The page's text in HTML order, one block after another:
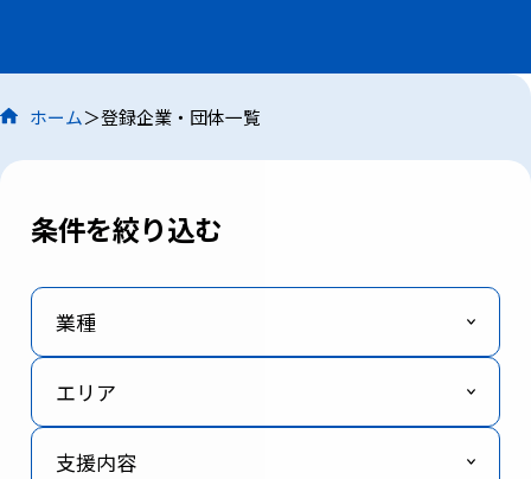
ホーム 登録企業・団体一覧
条件を絞り込む
業種
エリア
支援内容